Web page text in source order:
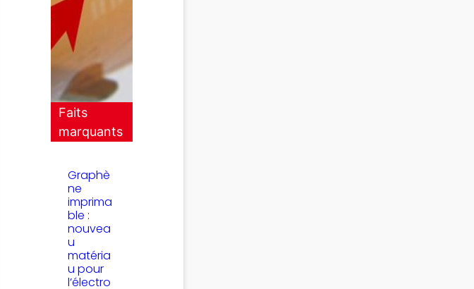
Faits
marquants
Graphè
ne
imprima
ble :
nouvea
u
matéria
u pour
l’électro